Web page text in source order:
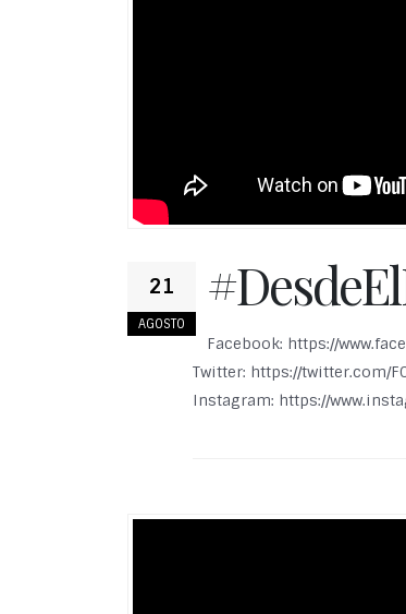
21
AGOSTO
Facebook: https://
Twitter: https://twitter.com/
Instagram: https://